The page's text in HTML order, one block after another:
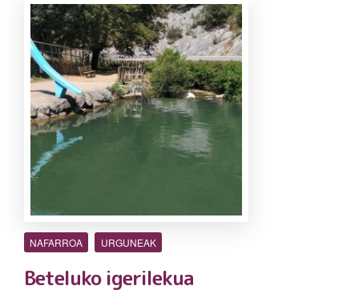
NAFARROA URGUNEAK
Beteluko igerilekua